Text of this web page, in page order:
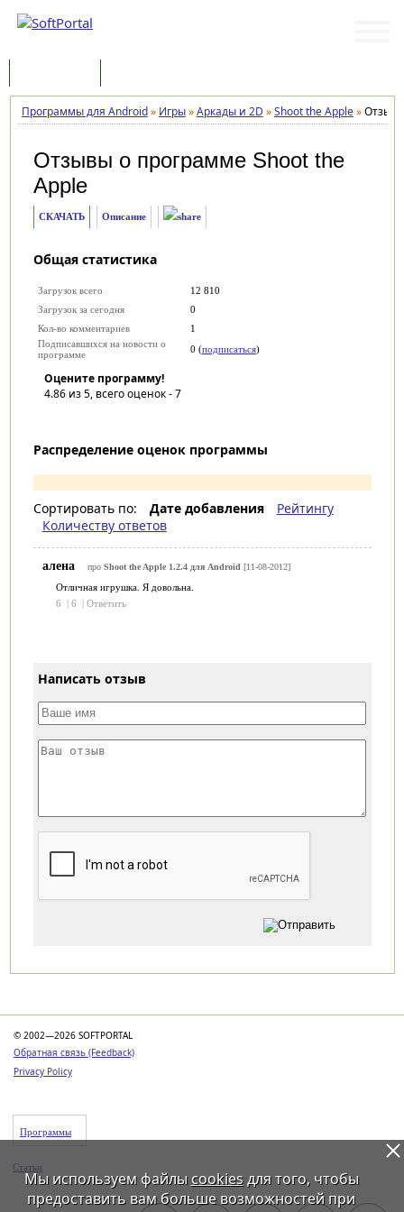
Программы для Android» Игры»Аркады и 2D »Shoot the Apple»
Отзывы о программе Shoot the
Apple
СКАЧАТЬ Описание
Общая статистика
Загрузок всего
12 810
Загрузок за сегодня
0
Кол-во комментариев
1
Подписавшихся на новости о
программе
0 (подписаться)
Оцените программу!
4.86из 5, всего оценок -7
Распределение оценок программы
Сортировать по: Дате добавления
Рейтингу
Количеству ответов
алена про Shoot the Apple 1.2.4 для Android [11-08-2012]
Отличная игрушка. Я довольна.
6
| 6 | Ответить
Написать отзыв
© 2002—2026 SOFTPORTAL
Обратная связь (Feedback)
Privacy Policy
Программы
Статьи
Мы используем файлы cookiesдля того, чтобы
предоставить вам больше возможностей при